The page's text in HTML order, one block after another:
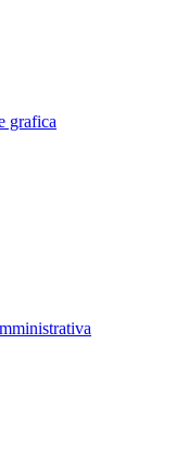
grafica